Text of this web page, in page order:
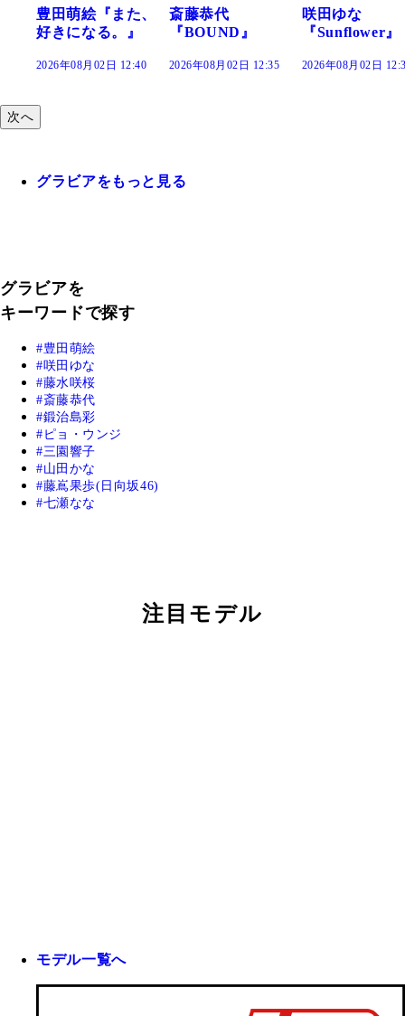
斎藤恭代
『BOUND』
2026年08月02日 12:35
咲田ゆな
『Sunflower』
2026年08月02日 12:30
藤水咲桜『花
だまり』
2026年08月02日
次へ
グラビアをもっと見る
グラビアを
キーワードで探す
豊田萌絵
咲田ゆな
藤水咲桜
斎藤恭代
鍛治島彩
ピョ・ウンジ
三園響子
山田かな
藤嶌果歩(日向坂46)
七瀬なな
注目モデル
モデル一覧へ